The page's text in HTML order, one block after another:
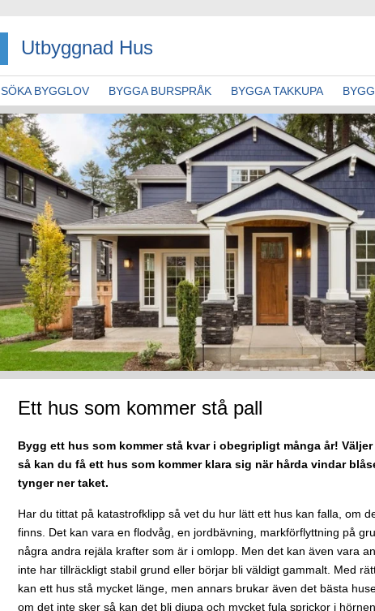
Utbyggnad Hus
SÖKA BYGGLOV BYGGA BURSPRÅK BYGGA TAKKUPA
Ett hus som kommer stå pall
Bygg ett hus som kommer stå kvar i obegripligt många år!
så kan du få ett hus som kommer klara sig när hårda vindar
tynger ner taket.
Har du tittat på katastrofklipp så vet du hur lätt ett hus kan falla, om
finns. Det kan vara en flodvåg, en jordbävning, markförflyttning på
några andra rejäla krafter som är i omlopp. Men det kan även vara
inte har tillräckligt stabil grund eller börjar bli väldigt gammalt. Med
kan ett hus stå mycket länge, men annars brukar även det bästa
om det inte sker så kan det bli djupa och mycket fula sprickor i